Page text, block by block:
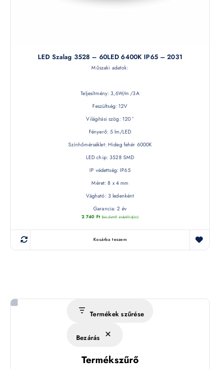
LED Szalag 3528 – 60LED 6400K IP65 – 2031
Műszaki adatok:
Teljesítmény: 3,6W/m /3A
Feszültség: 12V
Világítási szög: 120 °
Fényerő: 5 lm/LED
Színhőmérséklet: Hideg fehér 6000K
LED chip: 3528 SMD
IP védettség: IP65
Méret: 8 x 4 mm
Vágható: 3 ledenként
Garancia: 2 év
2 740 Ft (készletről érdeklődjön)
Kosárba teszem
Termékek szűrése
Bezárás
Termékszűrő